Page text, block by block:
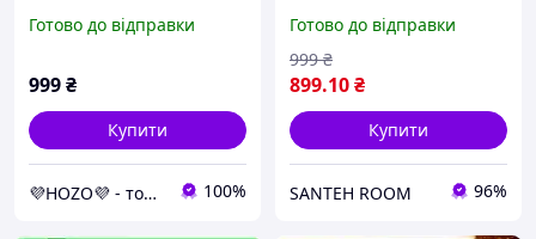
фужери висотою 10,7 см
Готово до відправки
999₴
Купити
💜HOZO💜 - товари преміум-класу, якісні, перевірені з нашого складу! 100%
SantehROOM
Готово до відправки
899.10₴
999 ₴
Купити
SANTEH ROOM 96%